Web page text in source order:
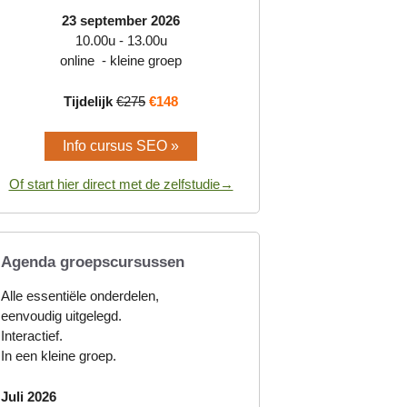
23 september 2026
10.00u - 13.00u
online - kleine groep
Tijdelijk €275 €148
Info cursus SEO »
Of start hier direct met de zelfstudie→
Agenda groepscursussen
Alle essentiële onderdelen,
eenvoudig uitgelegd.
Interactief.
In een kleine groep.
Juli 2026